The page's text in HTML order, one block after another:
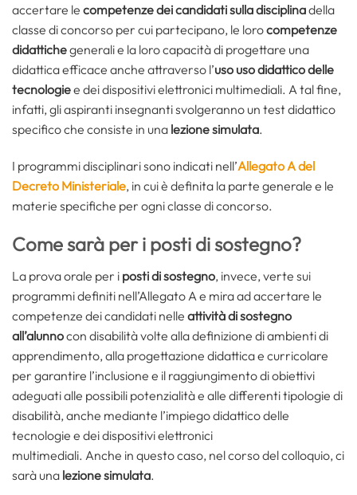
accertare le competenze dei candidati sulla disciplinadella
classe di concorso per cui partecipano, le lorocompetenze
didattichegenerali e la loro capacità di progettare una
didattica efficace anche attraverso l’uso uso didattico delle
tecnologiee dei dispositivi elettronici multimediali. A tal fine,
infatti, gli aspiranti insegnanti svolgeranno un test didattico
specifico che consiste in una lezione simulata.
I programmi disciplinari sono indicati nell’Allegato A del
Decreto Ministeriale, in cui è definita la parte generale e le
materie specifiche per ogni classe di concorso.
Come sarà per i posti di sostegno?
La prova orale per i posti di sostegno, invece, verte sui
programmi definiti nell’Allegato A e mira ad accertare le
competenze dei candidati nelle attività di sostegno
all’alunnocon disabilità volte alla definizione di ambienti di
apprendimento, alla progettazione didattica e curricolare
per garantire l’inclusione e il raggiungimento di obiettivi
adeguati alle possibili potenzialità e alle differenti tipologie di
disabilità, anche mediante l’impiego didattico delle
tecnologie e dei dispositivi elettronici
multimediali. Anche in questo caso, nel corso del colloquio, ci
sarà una lezione simulata.